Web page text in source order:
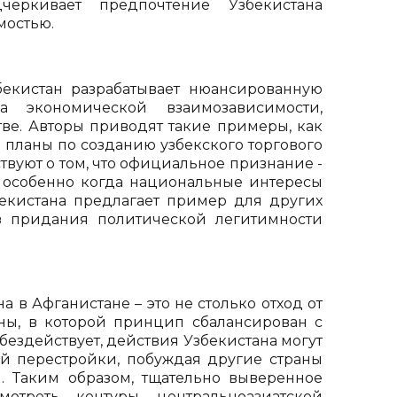
предпочтение Узбекистана
разрабатывает нюансированную
взаимозависимости,
Авторы приводят такие примеры, как
по созданию узбекского торгового
о том, что официальное признание -
когда национальные интересы
предлагает пример для других
придания политической легитимности
в Афганистане – это не столько отход от
в которой принцип сбалансирован с
действия Узбекистана могут
перестройки, побуждая другие страны
Таким образом, тщательно выверенное